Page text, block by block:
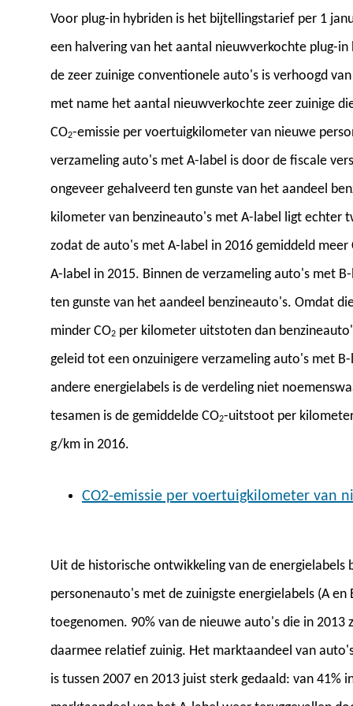
Voor plug-in hybriden is het bijtellingstarief per 1
een halvering van het aantal nieuwverkochte plug-
de zeer zuinige conventionele auto's is verhoogd
met name het aantal nieuwverkochte zeer zuinige
CO2-emissie per voertuigkilometer van nieuwe
verzameling auto's met A-label is door de fiscale
ongeveer gehalveerd ten gunste van het aandeel
kilometer van benzineauto's met A-label ligt echter
zodat de auto's met A-label in 2016 gemiddeld meer
A-label in 2015. Binnen de verzameling auto's met
ten gunste van het aandeel benzineauto's. Omdat
minder CO2 per kilometer uitstoten dan
geleid tot een onzuinigere verzameling auto's met
andere energielabels is de verdeling niet
tesamen is de gemiddelde CO2-uitstoot per
g/km in 2016.
CO2-emissie per voertuigkilometer van
Uit de historische ontwikkeling van de energielabels
personenauto's met de zuinigste energielabels (A
toegenomen. 90% van de nieuwe auto's die in 2013
daarmee relatief zuinig. Het marktaandeel van
is tussen 2007 en 2013 juist sterk gedaald: van 41%